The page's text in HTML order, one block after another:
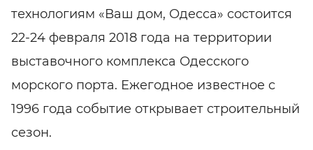
технологиям «Ваш дом, Одесса» состоится
22-24 февраля 2018 года на территории
выставочного комплекса Одесского
морского порта. Ежегодное известное с
1996 года событие открывает строительный
сезон.